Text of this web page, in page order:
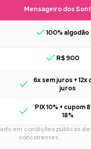
Mensageiro dos
100% algodão
R$ 900
6x sem juros + 12x
juros
PIX 10% + cupom
18%
em condições públicas
concorrentes.